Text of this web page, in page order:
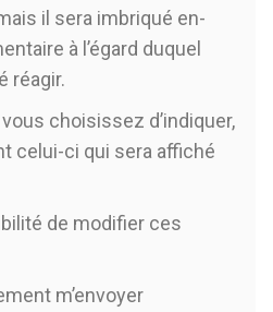
il sera imbriqué en-
à l’égard duquel
réagir.
choisissez d’indiquer,
celui-ci qui sera affiché
de modifier ces
m’envoyer